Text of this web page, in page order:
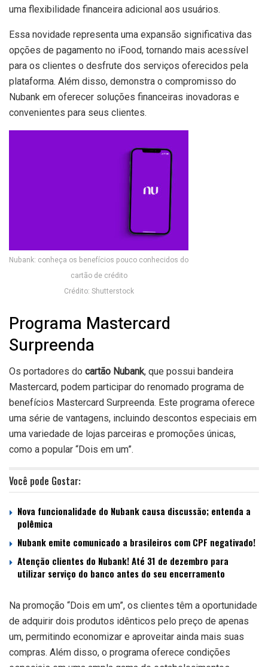
uma flexibilidade financeira adicional aos usuários.
Essa novidade representa uma expansão significativa das
opções de pagamento no iFood, tornando mais acessível
para os clientes o desfrute dos serviços oferecidos pela
plataforma. Além disso, demonstra o compromisso do
Nubank em oferecer soluções financeiras inovadoras e
convenientes para seus clientes.
Nubank: conheça os benefícios pouco conhecidos do
cartão de crédito
Crédito: Shutterstock
Programa Mastercard
Surpreenda
Os portadores do cartão Nubank, que possui bandeira
Mastercard, podem participar do renomado programa de
benefícios Mastercard Surpreenda. Este programa oferece
uma série de vantagens, incluindo descontos especiais em
uma variedade de lojas parceiras e promoções únicas,
como a popular “Dois em um”.
Você pode Gostar:
Nova funcionalidade do Nubank causa discussão; entenda a
polêmica
Nubank emite comunicado a brasileiros com CPF negativado!
Atenção clientes do Nubank! Até 31 de dezembro para
utilizar serviço do banco antes do seu encerramento
Na promoção “Dois em um”, os clientes têm a oportunidade
de adquirir dois produtos idênticos pelo preço de apenas
um, permitindo economizar e aproveitar ainda mais suas
compras. Além disso, o programa oferece condições